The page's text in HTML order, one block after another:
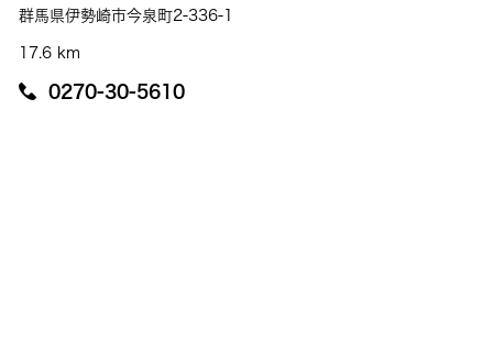
群馬県伊勢崎市今泉町2-336-1
17.6 km
0270-30-5610